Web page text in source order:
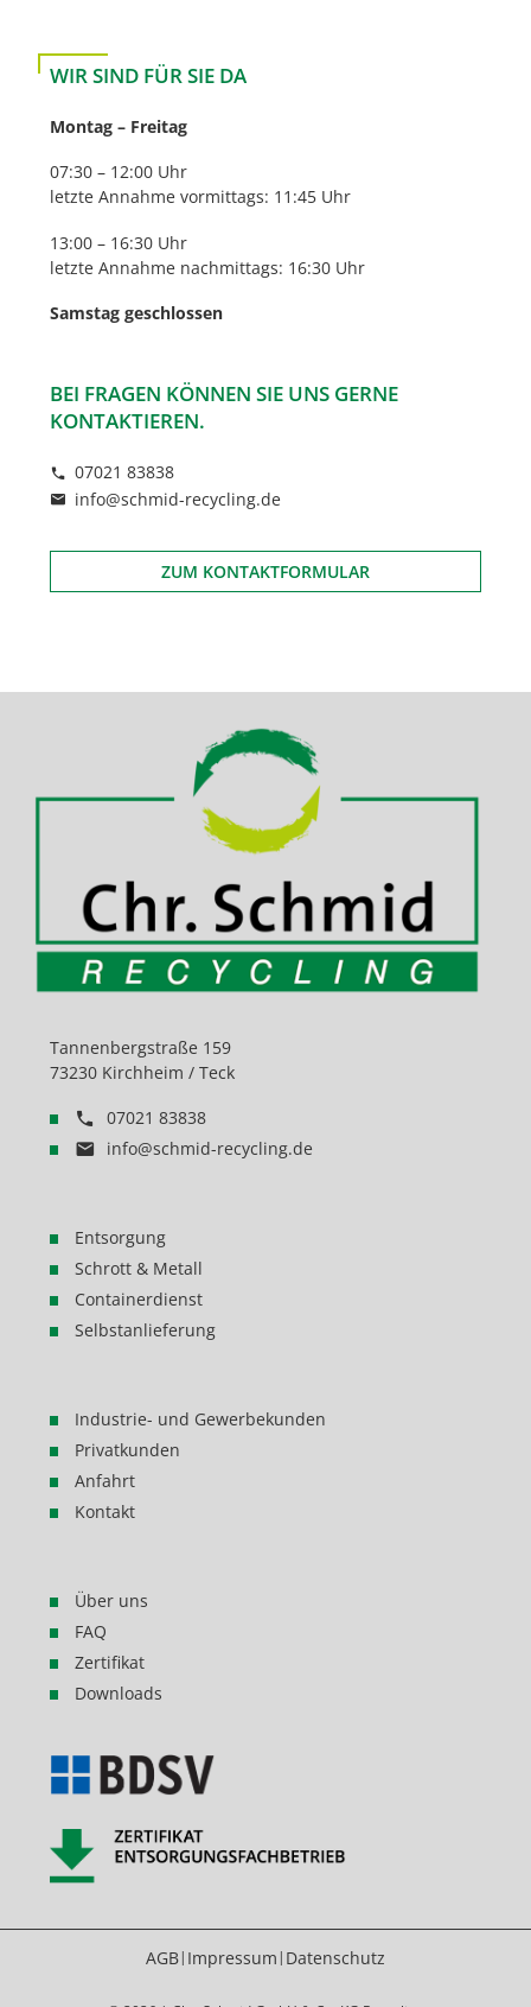
WIR SIND FÜR SIE DA
Montag – Freitag
07:30 – 12:00 Uhr
letzte Annahme vormittags: 11:45 Uhr
13:00 – 16:30 Uhr
letzte Annahme nachmittags: 16:30 Uhr
Samstag geschlossen
BEI FRAGEN KÖNNEN SIE UNS GERNE
KONTAKTIEREN.
07021 83838
info@schmid-recycling.de
ZUM KONTAKTFORMULAR
Tannenbergstraße 159
73230 Kirchheim / Teck
07021 83838
info@schmid-recycling.de
Entsorgung
Schrott & Metall
Containerdienst
Selbstanlieferung
Industrie- und Gewerbekunden
Privatkunden
Anfahrt
Kontakt
Über uns
FAQ
Zertifikat
Downloads
AGB| Impressum | Datenschutz